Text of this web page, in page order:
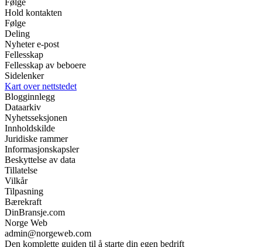
Følge
Hold kontakten
Følge
Deling
Nyheter e-post
Fellesskap
Fellesskap av beboere
Sidelenker
Kart over nettstedet
Blogginnlegg
Dataarkiv
Nyhetsseksjonen
Innholdskilde
Juridiske rammer
Informasjonskapsler
Beskyttelse av data
Tillatelse
Vilkår
Tilpasning
Bærekraft
DinBransje.com
Norge Web
admin@norgeweb.com
Den komplette guiden til å starte din egen bedrift